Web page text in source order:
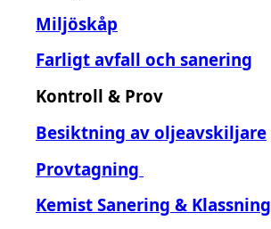
Miljöskåp
Farligt avfall och sanering
Kontroll & Prov
Besiktning av oljeavskiljare
Provtagning
Kemist Sanering & Klassning